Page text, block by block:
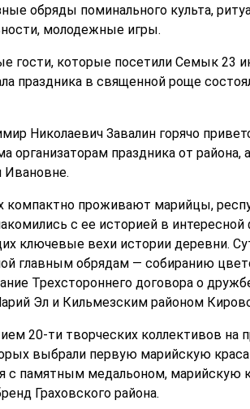
обряды поминального культа,
молодежные игры.
гости, которые посетили Семык 23
праздника в священной роще
Николаевич Завалин горячо
организаторам праздника от
Ивановне.
проживают марийцы,
с ее историей в
ключевые вехи истории деревни.
главным обрядам — собиранию
Трехстороннего договора о
Эл и Кильмезским районом
20-ти творческих коллективов на
выбрали первую марийскую
с памятным медальоном, марийскую
Граховского района.